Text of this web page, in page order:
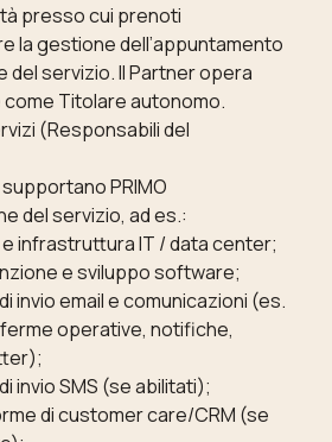
presso cui prenoti
la gestione dell’appuntamento
del servizio. Il Partner opera
Titolare autonomo.
(Responsabili del
PRIMO
del servizio, ad es.:
infrastruttura IT / data center;
e sviluppo software;
invio email e comunicazioni (es.
operative, notifiche,
invio SMS (se abilitati);
di customer care/CRM (se